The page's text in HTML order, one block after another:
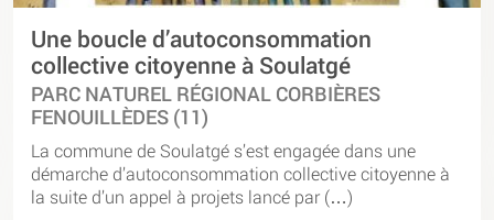
Une boucle d’autoconsommation
collective citoyenne à Soulatgé
PARC NATUREL RÉGIONAL CORBIÈRES
FENOUILLÈDES (11)
La commune de Soulatgé s’est engagée dans une
démarche d’autoconsommation collective citoyenne à
la suite d’un appel à projets lancé par (…)